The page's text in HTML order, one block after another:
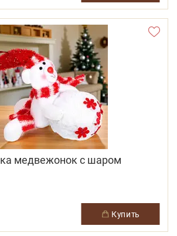
медвежонок с шаром
купить